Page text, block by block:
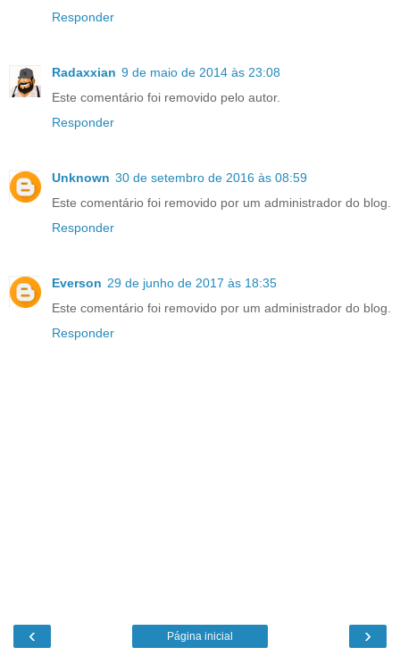
Responder
Radaxxian 9 de maio de 2014 às 23:08
Este comentário foi removido pelo autor.
Responder
Unknown 30 de setembro de 2016 às 08:59
Este comentário foi removido por um administrador do blog.
Responder
Everson 29 de junho de 2017 às 18:35
Este comentário foi removido por um administrador do blog.
Responder
‹ ›
Página inicial